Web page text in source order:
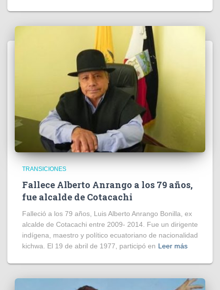
TRANSICIONES
Fallece Alberto Anrango a los 79 años,
fue alcalde de Cotacachi
Falleció a los 79 años, Luis Alberto Anrango Bonilla, ex
alcalde de Cotacachi entre 2009- 2014. Fue un dirigente
indígena, maestro y político ecuatoriano de nacionalidad
kichwa. El 19 de abril de 1977, participó en Leer más